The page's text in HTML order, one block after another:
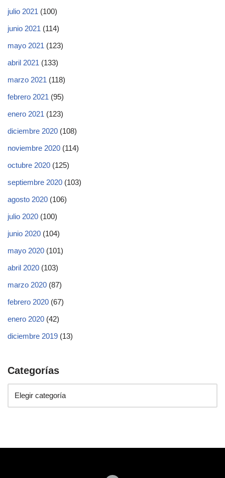
julio 2021 (100)
junio 2021 (114)
mayo 2021 (123)
abril 2021 (133)
marzo 2021 (118)
febrero 2021 (95)
enero 2021 (123)
diciembre 2020 (108)
noviembre 2020 (114)
octubre 2020 (125)
septiembre 2020 (103)
agosto 2020 (106)
julio 2020 (100)
junio 2020 (104)
mayo 2020 (101)
abril 2020 (103)
marzo 2020 (87)
febrero 2020 (67)
enero 2020 (42)
diciembre 2019 (13)
Categorías